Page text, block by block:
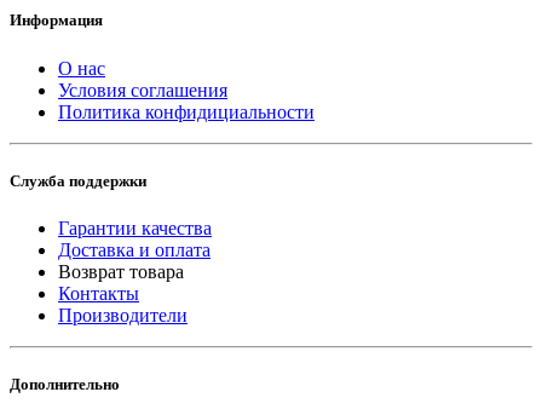
Информация
О нас
Условия соглашения
Политика конфидициальности
Служба поддержки
Гарантии качества
Доставка и оплата
Возврат товара
Контакты
Производители
Дополнительно